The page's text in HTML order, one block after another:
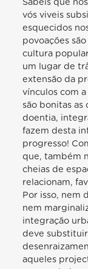
Sabeis que
vós viveis
esquecidos
povoações
cultura
um lugar de
extensão da
vínculos com
são bonitas as
doentia,
fazem desta
progresso!
que, também
cheias de
relacionam,
Por isso, nem
nem
integração
deve
aqueles